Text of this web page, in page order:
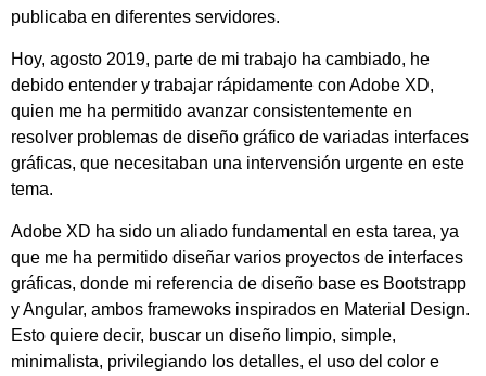
publicaba en diferentes servidores.
Hoy, agosto 2019, parte de mi trabajo ha cambiado, he
debido entender y trabajar rápidamente con Adobe XD,
quien me ha permitido avanzar consistentemente en
resolver problemas de diseño gráfico de variadas interfaces
gráficas, que necesitaban una intervensión urgente en este
tema.
Adobe XD ha sido un aliado fundamental en esta tarea, ya
que me ha permitido diseñar varios proyectos de interfaces
gráficas, donde mi referencia de diseño base es Bootstrapp
y Angular, ambos framewoks inspirados en Material Design.
Esto quiere decir, buscar un diseño limpio, simple,
minimalista, privilegiando los detalles, el uso del color e